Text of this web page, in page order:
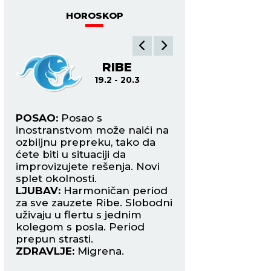
HOROSKOP
RIBE
19.2 - 20.3
POSAO: Posao s
inostranstvom može naići na
ozbiljnu prepreku, tako da
ćete biti u situaciji da
improvizujete rešenja. Novi
splet okolnosti.
LJUBAV: Harmoničan period
za sve zauzete Ribe. Slobodni
uživaju u flertu s jednim
kolegom s posla. Period
prepun strasti.
ZDRAVLJE: Migrena.